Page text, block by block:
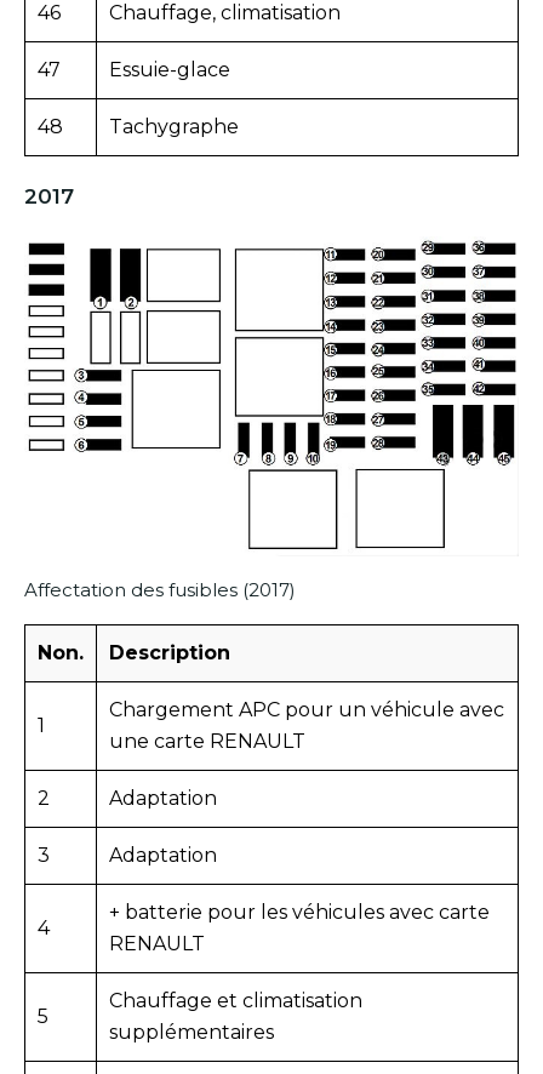
46 Chauffage, climatisation
47 Essuie-glace
48 Tachygraphe
2017
Affectation des fusibles (2017)
Non. Description
1
Chargement APC pour un véhicule avec
une carte RENAULT
2 Adaptation
3 Adaptation
4
+ batterie pour les véhicules avec carte
RENAULT
5
Chauffage et climatisation
supplémentaires